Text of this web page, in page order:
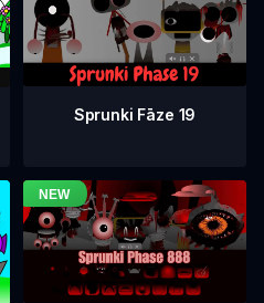
Sprunki Fāze 19